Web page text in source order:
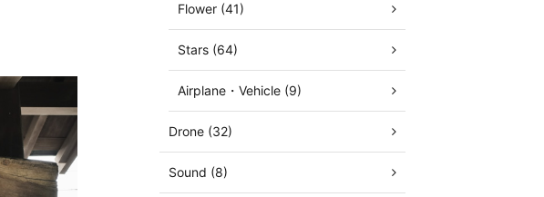
Flower (41)
Stars (64)
Airplane・Vehicle (9)
Drone (32)
Sound (8)